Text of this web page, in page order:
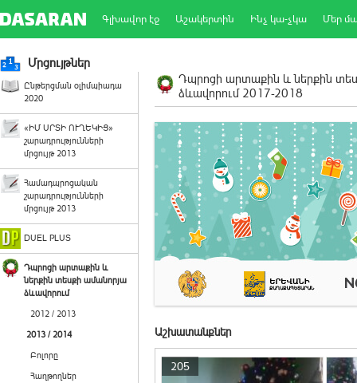
Գլխավոր էջ Աշակերտին Ինչ կա-չկա Մեր
Մրցույթներ
Ընթերցման օլիմպիադա
2020
«ԻՄ ՍՐՏԻ ՈՒՂԵԿԻՑ»
շարադրությունների
մրցույթ 2013
Համադպրոցական
շարադրությունների
մրցույթ 2013
DUEL PLUS
Դպրոցի արտաքին և
ներքին տեսքի ամանորյա
ձևավորում
2012 / 2013
2013 / 2014
Բոլորը
Հաղթողներ
Դպրոցի արտաքին և ներքին
ձևավորում 2017-2018
Աշխատանքներ
205